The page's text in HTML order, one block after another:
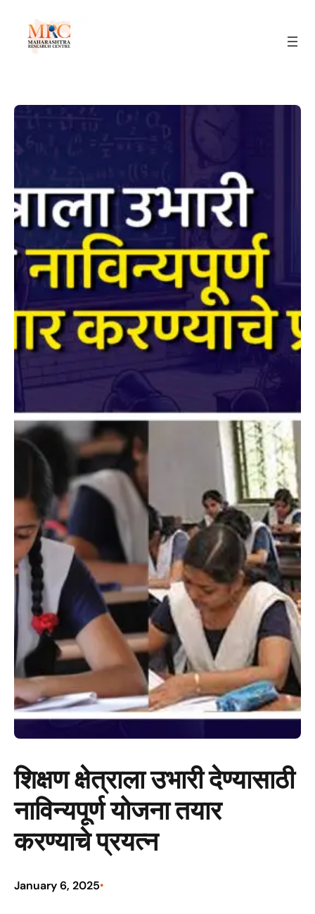
शिक्षण क्षेत्राला उभारी देण्यासाठी
नाविन्यपूर्ण योजना तयार
करण्याचे प्रयत्न
January 6, 2025•